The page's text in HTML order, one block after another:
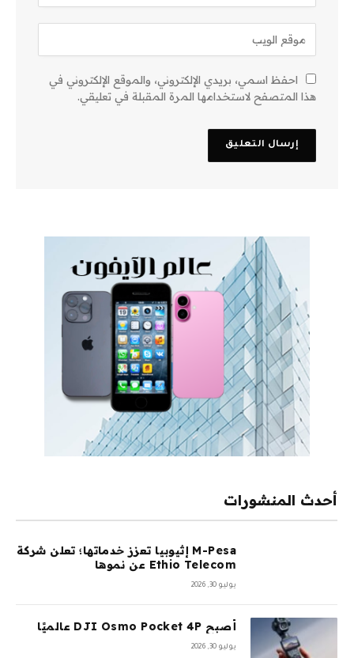
احفظ اسمي، بريدي الإلكتروني، والموقع الإلكتروني في
هذا المتصفح لاستخدامها المرة المقبلة في تعليقي.
أحدث المنشورات
M-Pesa إثيوبيا تعزز خدماتها؛ تعلن شركة
Ethio Telecom عن نموها
يوليو 30, 2026
أصبح DJI Osmo Pocket 4P عالميًا
يوليو 30, 2026